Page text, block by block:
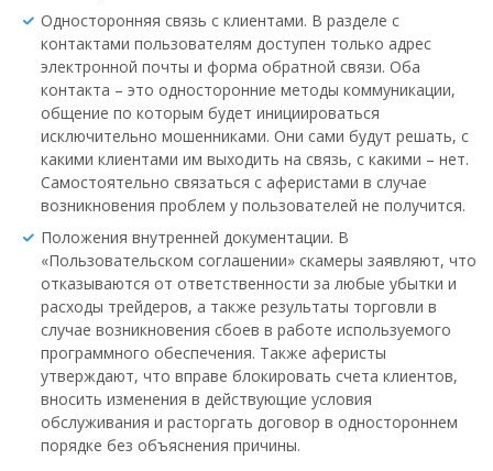
Односторонняя связь с клиентами. В разделе с
контактами пользователям доступен только адрес
электронной почты и форма обратной связи. Оба
контакта – это односторонние методы коммуникации,
общение по которым будет инициироваться
исключительно мошенниками. Они сами будут решать, с
какими клиентами им выходить на связь, с какими – нет.
Самостоятельно связаться с аферистами в случае
возникновения проблем у пользователей не получится.
Положения внутренней документации. В
«Пользовательском соглашении» скамеры заявляют, что
отказываются от ответственности за любые убытки и
расходы трейдеров, а также результаты торговли в
случае возникновения сбоев в работе используемого
программного обеспечения. Также аферисты
утверждают, что вправе блокировать счета клиентов,
вносить изменения в действующие условия
обслуживания и расторгать договор в одностороннем
порядке без объяснения причины.